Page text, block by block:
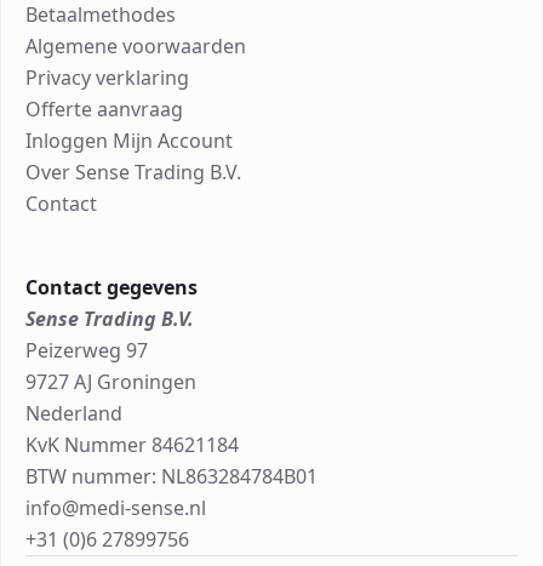
Betaalmethodes
Algemene voorwaarden
Privacy verklaring
Offerte aanvraag
Inloggen Mijn Account
Over Sense Trading B.V.
Contact
Contact gegevens
Sense Trading B.V.
Peizerweg 97
9727 AJ Groningen
Nederland
KvK Nummer 84621184
BTW nummer: NL863284784B01
info@medi-sense.nl
+31 (0)6 27899756